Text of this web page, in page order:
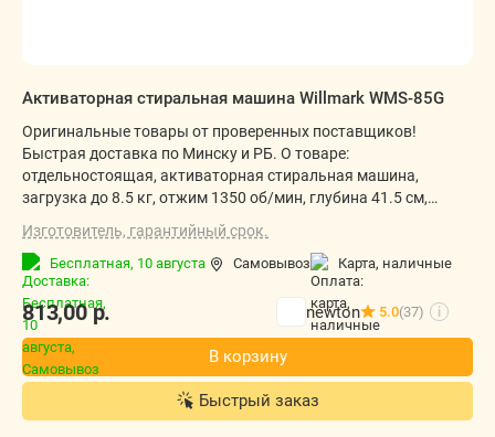
Активаторная стиральная машина Willmark WMS-85G
Оригинальные товары от проверенных поставщиков!
Быстрая доставка по Минску и РБ. О товаре:
отдельностоящая, активаторная стиральная машина,
загрузка до 8.5 кг, отжим 1350 об/мин, глубина 41.5 см,
Изготовитель, гарантийный срок.
Бесплатная, 10 августа Самовывоз карта, наличные
813,00р. newton 5.0(37) i
В корзину
Быстрый заказ